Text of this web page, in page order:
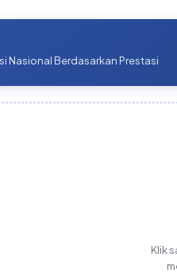
Nasional Berdasarkan Prestasi
Klik